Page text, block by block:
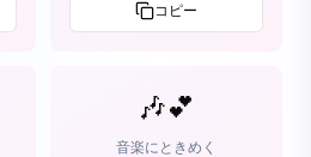
コピー
🎶💕
音楽にときめく